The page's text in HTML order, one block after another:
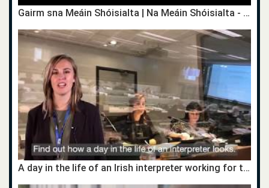
Gairm sna Meáin Shóisialta | Na Meáin Shóisialta - Róisín Ní Mhaoláin & Rút Ní Theimhneáin | TG4
A day in the life of an Irish interpreter working for the EU institutions